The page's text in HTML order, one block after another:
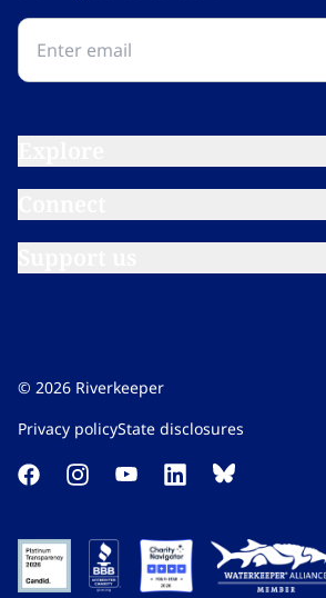
© 2026 Riverkeeper
Privacy policy​​​​‌ ‍ ​‍​‍‌‍ ‌ ​‍‌‍‍‌‌‍‌ ‌‍‍‌‌‍ ‍​‍​‍​ ‍‍​‍​‍‌ ​ ‌‍​‌‌‍ ‍‌‍‍‌‌ ‌​‌ ‍‌​‍ ‍‌‍‍‌‌‍ ​‍​‍​‍ ​​‍​‍‌‍‍​‌ ​‍‌‍‌‌‌‍‌‍​‍​‍​ ‍‍​‍​‍‌‍‍​‌ ‌​‌ ‌​‌ ​​‌ ​ ​ ‍‍​‍ ​‍ ‌‍​ ‌‍ ‌‌ ​ ​‍ ‍‌‍ ‌‌‍​‌‌‍‍‌‌‍ ‍​‍ ‍​ ​‍​ ​​​ ​‍​ ‌​‌ ​‍‌‍‌‌‌‍‌​‌‍‌‌‌ ​ ‌‍‍‌‌‍‌ ‌‍ ‍​‍ ‍‌ ​‍‌‍‍‌‌ ‌‍‌‍‌‌‌ ​‍‌‍‍ ‌‍‌‌‌‍‌‌‌ ​​‌‍‌‌‌ ​‍​‍ ‍‌‍ ‌ ​‍‌‍‌ ​‍ ‌‍‍‌‌‍ ‍‌ ‌​‌‍‌‌‌‍ ‍‌ ‌​​‍ ‌‍‌‌‌‍‌​‌‍‍‌‌ ‌​​‍ ‌‍ ‌‌‍ ‌‍‌​‌‍‌‌​ ‌‌ ​​‌ ​‍‌‍‌‌‌ ​ ‌‍‌‌‌‍ ‍‌ ‌​‌‍​‌‌ ‌​‌‍‍‌‌‍ ‌‍ ‍​ ‍ ‌‍‍‌‌‍‌​​ ‌‌‍‌‍‌‍ ‌‍ ‌ ‌​‌‍‌‌‌ ​‍​ ‍ ‌ ‌​‌ ‍‌‌ ​​‌‍‌‌​ ‌‌‍‌‍‌‍ ‌‍ ‌ ‌​‌‍‌‌‌ ​‍​ ‍ ‌ ​​‌‍​‌‌ ‌​‌‍‍​​ ‌‌‍​‌‌‍‌​‌‍‌​‌‍‍‌‌ ‌​‌‍‍‌‌‍ ‌‍ ‍‌‍​‌‌‍ ​‌​ ​‌‍‍‌‌‍ ‍‌‍‍ ‌ ​ ​‍‌‌​ ‌‌‌​​‍‌‌ ‌‍‍ ‌‍‌‌‌ ‍‌​‍‌‌​ ​ ‌​‌​​‍‌‌​ ​ ‌​‌​​‍‌‌​ ​‍​ ​‍‌‍​ ‌‍‌‍​ ​​​ ​‍​ ​‌​ ‌‍​ ‍‌​ ‌​​ ‌​‌‍​‌​ ​‍‌‍​ ​‍‌‌​ ​‍​ ​‍​‍‌‌​ ‌‌‌​‌​​‍ ‍‌ ‌​‌‍‌‌‌ ‍​‌ ‌​​ ‌‍​‍‌‍​‌‌ ​ ‌‍‌‌‌‌‌‌‌ ​‍‌‍ ​​ ‌‌‍‍​‌ ‌​‌ ‌​‌ ​​‌ ​ ​‍‌‌​ ​ ‌​​‌​‍‌‌​ ​‍‌​‌‍​‍‌‌​ ​‍‌​‌‍‌‍​ ‌‍ ‌‌ ​ ​‍ ‍‌‍ ‌‌‍​‌‌‍‍‌‌‍ ‍​‍ ‍​ ​‍​ ​​​ ​‍​ ‌​‌ ​‍‌‍‌‌‌‍‌​‌‍‌‌‌ ​ ‌‍‍‌‌‍‌ ‌‍ ‍​‍ ‍‌ ​‍‌‍‍‌‌ ‌‍‌‍‌‌‌ ​‍‌‍‍ ‌‍‌‌‌‍‌‌‌ ​​‌‍‌‌‌ ​‍​‍ ‍‌‍ ‌ ​‍‌‍‌ ​‍‌‍‌‍‍‌‌‍‌​​ ‌‌‍‌‍‌‍ ‌‍ ‌ ‌​‌‍‌‌‌ ​‍​‍‌‍‌ ‌​‌ ‍‌‌ ​​‌‍‌‌​ ‌‌‍‌‍‌‍ ‌‍ ‌ ‌​‌‍‌‌‌ ​‍​‍‌‍‌ ​​‌‍​‌‌ ‌​‌‍‍​​ ‌‌‍​‌‌‍‌​‌‍‌​‌‍‍‌‌ ‌​‌‍‍‌‌‍ ‌‍ ‍‌‍​‌‌‍ ​‌​ ​‌‍‍‌‌‍ ‍‌‍‍ ‌ ​ ​‍‌‌​ ‌‌‌​​‍‌‌ ‌‍‍ ‌‍‌‌‌ ‍‌​‍‌‌​ ​ ‌​‌​​‍‌‌​ ​ ‌​‌​​‍‌‌​ ​‍​ ​‍‌‍​ ‌‍‌‍​ ​​​ ​‍​ ​‌​ ‌‍​ ‍‌​ ‌​​ ‌​‌‍​‌​ ​‍‌‍​ ​‍‌‌​ ​‍​ ​‍​‍‌‌​ ‌‌‌​‌​​‍ ‍‌ ‌​‌‍‌‌‌ ‍​‌ ‌​​‍‌‍‌ ​​‌‍‌‌‌ ​‍‌ ​ ‌ ​​‌‍‌‌‌‍​ ‌ ‌​‌‍‍‌‌ ‌‍‌‍‌‌​ ‌‌ ​​‌ ‌‌‌‍​‍‌‍ ​‌‍‍‌‌ ​ ‌‍‍​‌‍‌‌‌‍‌​​‍​‍‌ ‌State disclosures​​​​‌ ‍ ​‍​‍‌‍ ‌ ​‍‌‍‍‌‌‍‌ ‌‍‍‌‌‍ ‍​‍​‍​ ‍‍​‍​‍‌ ​ ‌‍​‌‌‍ ‍‌‍‍‌‌ ‌​‌ ‍‌​‍ ‍‌‍‍‌‌‍ ​‍​‍​‍ ​​‍​‍‌‍‍​‌ ​‍‌‍‌‌‌‍‌‍​‍​‍​ ‍‍​‍​‍‌‍‍​‌ ‌​‌ ‌​‌ ​​‌ ​ ​ ‍‍​‍ ​‍ ‌‍​ ‌‍ ‌‌ ​ ​‍ ‍‌‍ ‌‌‍​‌‌‍‍‌‌‍ ‍​‍ ‍​ ​‍​ ​​​ ​‍​ ‌​‌ ​‍‌‍‌‌‌‍‌​‌‍‌‌‌ ​ ‌‍‍‌‌‍‌ ‌‍ ‍​‍ ‍‌ ​‍‌‍‍‌‌ ‌‍‌‍‌‌‌ ​‍‌‍‍ ‌‍‌‌‌‍‌‌‌ ​​‌‍‌‌‌ ​‍​‍ ‍‌‍ ‌ ​‍‌‍‌ ​‍ ‌‍‍‌‌‍ ‍‌ ‌​‌‍‌‌‌‍ ‍‌ ‌​​‍ ‌‍‌‌‌‍‌​‌‍‍‌‌ ‌​​‍ ‌‍ ‌‌‍ ‌‍‌​‌‍‌‌​ ‌‌ ​​‌ ​‍‌‍‌‌‌ ​ ‌‍‌‌‌‍ ‍‌ ‌​‌‍​‌‌ ‌​‌‍‍‌‌‍ ‌‍ ‍​ ‍ ‌‍‍‌‌‍‌​​ ‌‌‍‌‍‌‍ ‌‍ ‌ ‌​‌‍‌‌‌ ​‍​ ‍ ‌ ‌​‌ ‍‌‌ ​​‌‍‌‌​ ‌‌‍‌‍‌‍ ‌‍ ‌ ‌​‌‍‌‌‌ ​‍​ ‍ ‌ ​​‌‍​‌‌ ‌​‌‍‍​​ ‌‌‍​‌‌‍‌​‌‍‌​‌‍‍‌‌ ‌​‌‍‍‌‌‍ ‌‍ ‍‌‍​‌‌‍ ​‌​ ​‌‍‍‌‌‍ ‍‌‍‍ ‌ ​ ​‍‌‌​ ‌‌‌​​‍‌‌ ‌‍‍ ‌‍‌‌‌ ‍‌​‍‌‌​ ​ ‌​‌​​‍‌‌​ ​ ‌​‌​​‍‌‌​ ​‍​ ​‍​ ‌‍‌‍​ ‌‍‌‌​ ‍​‌‍‌‌​ ​​‌‍‌​​ ​‍‌‍​‌​ ‌​​ ‍​​ ‍​​‍‌‌​ ​‍​ ​‍​‍‌‌​ ‌‌‌​‌​​‍ ‍‌ ‌​‌‍‌‌‌ ‍​‌ ‌​​ ‌‍​‍‌‍​‌‌ ​ ‌‍‌‌‌‌‌‌‌ ​‍‌‍ ​​ ‌‌‍‍​‌ ‌​‌ ‌​‌ ​​‌ ​ ​‍‌‌​ ​ ‌​​‌​‍‌‌​ ​‍‌​‌‍​‍‌‌​ ​‍‌​‌‍‌‍​ ‌‍ ‌‌ ​ ​‍ ‍‌‍ ‌‌‍​‌‌‍‍‌‌‍ ‍​‍ ‍​ ​‍​ ​​​ ​‍​ ‌​‌ ​‍‌‍‌‌‌‍‌​‌‍‌‌‌ ​ ‌‍‍‌‌‍‌ ‌‍ ‍​‍ ‍‌ ​‍‌‍‍‌‌ ‌‍‌‍‌‌‌ ​‍‌‍‍ ‌‍‌‌‌‍‌‌‌ ​​‌‍‌‌‌ ​‍​‍ ‍‌‍ ‌ ​‍‌‍‌ ​‍‌‍‌‍‍‌‌‍‌​​ ‌‌‍‌‍‌‍ ‌‍ ‌ ‌​‌‍‌‌‌ ​‍​‍‌‍‌ ‌​‌ ‍‌‌ ​​‌‍‌‌​ ‌‌‍‌‍‌‍ ‌‍ ‌ ‌​‌‍‌‌‌ ​‍​‍‌‍‌ ​​‌‍​‌‌ ‌​‌‍‍​​ ‌‌‍​‌‌‍‌​‌‍‌​‌‍‍‌‌ ‌​‌‍‍‌‌‍ ‌‍ ‍‌‍​‌‌‍ ​‌​ ​‌‍‍‌‌‍ ‍‌‍‍ ‌ ​ ​‍‌‌​ ‌‌‌​​‍‌‌ ‌‍‍ ‌‍‌‌‌ ‍‌​‍‌‌​ ​ ‌​‌​​‍‌‌​ ​ ‌​‌​​‍‌‌​ ​‍​ ​‍​ ‌‍‌‍​ ‌‍‌‌​ ‍​‌‍‌‌​ ​​‌‍‌​​ ​‍‌‍​‌​ ‌​​ ‍​​ ‍​​‍‌‌​ ​‍​ ​‍​‍‌‌​ ‌‌‌​‌​​‍ ‍‌ ‌​‌‍‌‌‌ ‍​‌ ‌​​‍‌‍‌ ​​‌‍‌‌‌ ​‍‌ ​ ‌ ​​‌‍‌‌‌‍​ ‌ ‌​‌‍‍‌‌ ‌‍‌‍‌‌​ ‌‌ ​​‌ ‌‌‌‍​‍‌‍ ​‌‍‍‌‌ ​ ‌‍‍​‌‍‌‌‌‍‌​​‍​‍‌ ‌